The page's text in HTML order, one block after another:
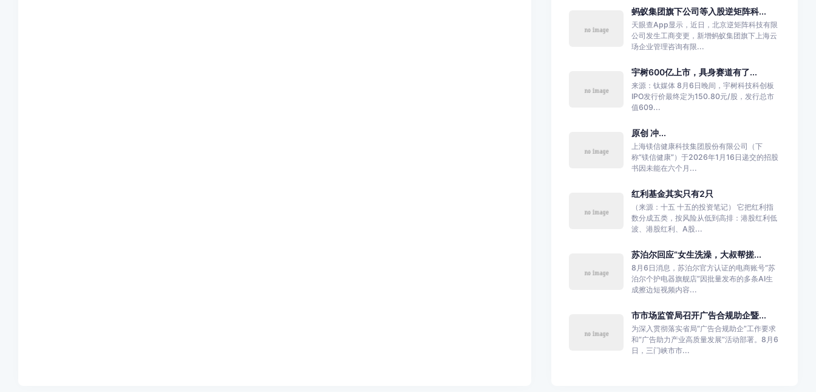
蚂蚁集团旗下公司等入股逆矩阵科...
天眼查App显示，近日，北京逆矩阵科技有限
公司发生工商变更，新增蚂蚁集团旗下上海云
玚企业管理咨询有限...
宇树600亿上市，具身赛道有了...
来源：钛媒体 8月6日晚间，宇树科技科创板
IPO发行价最终定为150.80元/股，发行总市
值609...
原创 冲...
上海镁信健康科技集团股份有限公司（下
称“镁信健康”）于2026年1月16日递交的招股
书因未能在六个月...
红利基金其实只有2只
（来源：十五 十五的投资笔记） 它把红利指
数分成五类，按风险从低到高排：港股红利低
波、港股红利、A股...
苏泊尔回应“女生洗澡，大叔帮搓...
8月6日消息，苏泊尔官方认证的电商账号“苏
泊尔个护电器旗舰店”因批量发布的多条AI生
成擦边短视频内容...
市市场监管局召开广告合规助企暨...
为深入贯彻落实省局“广告合规助企”工作要求
和“广告助力产业高质量发展”活动部署。8月6
日，三门峡市市...